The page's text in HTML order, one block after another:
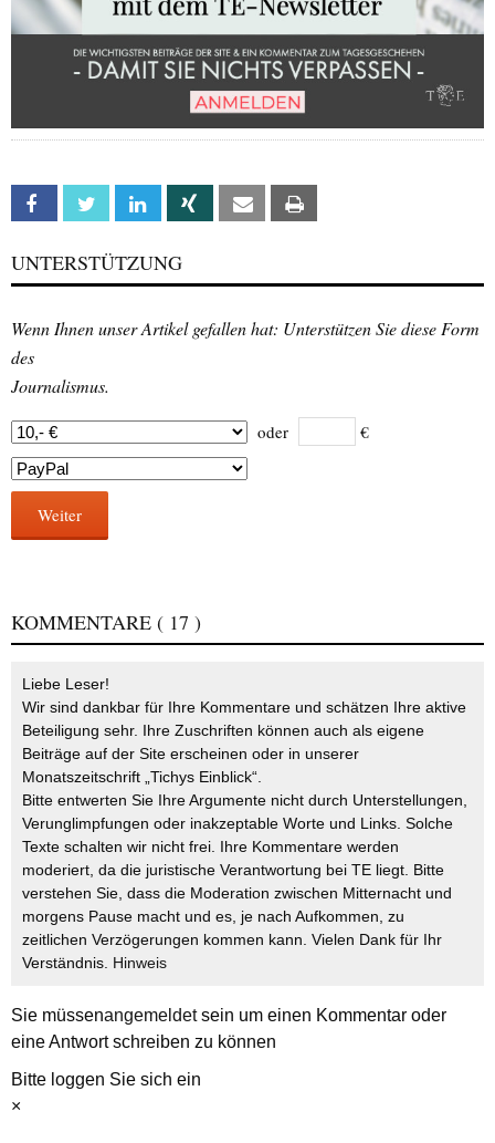
Facebook Twitter Linkedin Xing Email
UNTERSTÜTZUNG
Wenn Ihnen unser Artikel gefallen hat: Unterstützen Sie diese Form
des
Journalismus.
oder €
Weiter
KOMMENTARE ( 17 )
Liebe Leser!
Wir sind dankbar für Ihre Kommentare und schätzen Ihre aktive
Beteiligung sehr. Ihre Zuschriften können auch als eigene
Beiträge auf der Site erscheinen oder in unserer
Monatszeitschrift „Tichys Einblick“.
Bitte entwerten Sie Ihre Argumente nicht durch Unterstellungen,
Verunglimpfungen oder inakzeptable Worte und Links. Solche
Texte schalten wir nicht frei. Ihre Kommentare werden
moderiert, da die juristische Verantwortung bei TE liegt. Bitte
verstehen Sie, dass die Moderation zwischen Mitternacht und
morgens Pause macht und es, je nach Aufkommen, zu
zeitlichen Verzögerungen kommen kann. Vielen Dank für Ihr
Verständnis. Hinweis
Sie müssenangemeldetsein um einen Kommentar oder
eine Antwort schreiben zu können
Bitte loggen Sie sich ein
×